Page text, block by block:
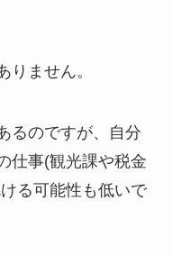
りません。
るのですが、自分
仕事(観光課や税金
る可能性も低いで